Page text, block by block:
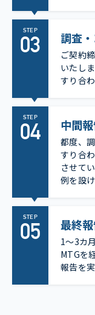
STEP 調査
ご契約
いたし
すり合
STEP 中間
都度、
すり合
させて
例を設
STEP 最終
1～3カ
MTGを
報告を